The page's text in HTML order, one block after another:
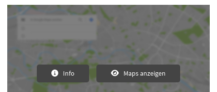
Info Maps anzeigen